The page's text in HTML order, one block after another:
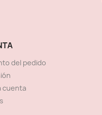
del pedido
cuenta